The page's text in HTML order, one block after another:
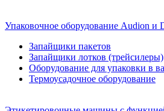
Упаковочное оборудование Audion и
Запайщики пакетов
Запайщики лотков (трейсилеры)
Оборудование для упаковки в
Термоусадочное оборудование